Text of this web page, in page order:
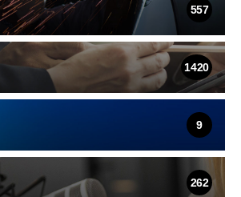
557
1420
9
262